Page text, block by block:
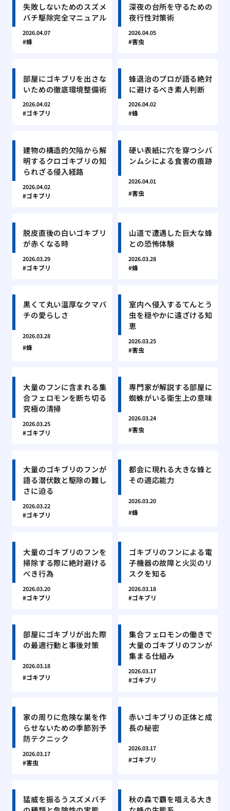
失敗しないためのスズメ
バチ駆除完全マニュアル
2026.04.07
蜂
深夜の台所を守るための
夜行性対策術
2026.04.05
害虫
部屋にゴキブリを出さな
いための徹底環境整備術
2026.04.02
ゴキブリ
蜂退治のプロが語る絶対
に避けるべき素人判断
2026.04.02
蜂
建物の構造的欠陥から解
明するクロゴキブリの知
られざる侵入経路
2026.04.02
ゴキブリ
硬い表紙に穴を穿つシバ
ンムシによる食害の痕跡
2026.04.01
害虫
脱皮直後の白いゴキブリ
が赤くなる時
2026.03.29
ゴキブリ
山道で遭遇した巨大な蜂
との恐怖体験
2026.03.28
蜂
黒くて丸い温厚なクマバ
チの愛らしさ
2026.03.28
蜂
室内へ侵入するてんとう
虫を穏やかに遠ざける知
恵
2026.03.25
害虫
大量のフンに含まれる集
合フェロモンを断ち切る
究極の清掃
2026.03.25
ゴキブリ
専門家が解説する部屋に
蜘蛛がいる衛生上の意味
2026.03.24
害虫
大量のゴキブリのフンが
語る潜伏数と駆除の難し
さに迫る
2026.03.22
ゴキブリ
都会に現れる大きな蜂と
その適応能力
2026.03.20
蜂
大量のゴキブリのフンを
掃除する際に絶対避ける
べき行為
2026.03.20
ゴキブリ
ゴキブリのフンによる電
子機器の故障と火災のリ
スクを知る
2026.03.18
ゴキブリ
部屋にゴキブリが出た際
の最適行動と事後対策
2026.03.18
ゴキブリ
集合フェロモンの働きで
大量のゴキブリのフンが
集まる仕組み
2026.03.17
ゴキブリ
家の周りに危険な巣を作
らせないための季節別予
防テクニック
2026.03.17
害虫
赤いゴキブリの正体と成
長の秘密
2026.03.17
ゴキブリ
猛威を振るうスズメバチ
秋の森で覇を唱える大き